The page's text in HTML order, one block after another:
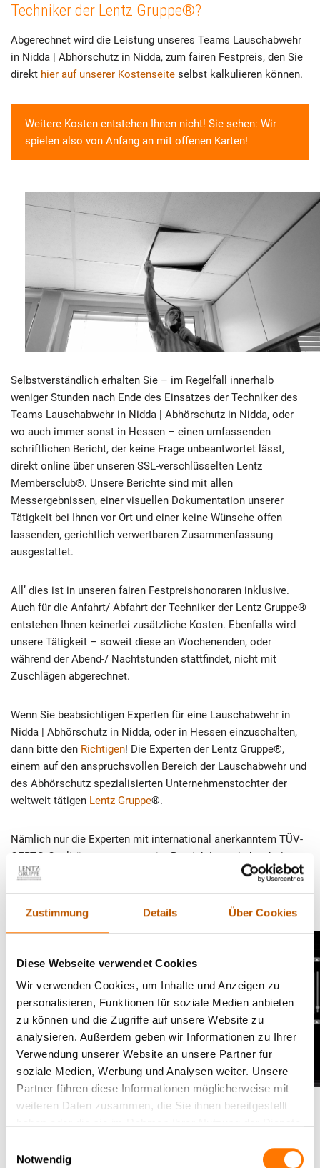
Zustimmung Details Über Cookies
Diese Webseite verwendet Cookies
Wir verwenden Cookies, um Inhalte und Anzeigen zu
personalisieren, Funktionen für soziale Medien anbieten
zu können und die Zugriffe auf unsere Website zu
analysieren. Außerdem geben wir Informationen zu Ihrer
Verwendung unserer Website an unsere Partner für
soziale Medien, Werbung und Analysen weiter. Unsere
Partner führen diese Informationen möglicherweise mit
weiteren Daten zusammen, die Sie ihnen bereitgestellt
Notwendig
Techniker der Lentz Gruppe®?
Abgerechnet wird die Leistung unseres Teams Lauschabwehr
in Nidda | Abhörschutz in Nidda, zum fairen Festpreis, den Sie
direkt hier auf unserer Kostenseite selbst kalkulieren können.
Weitere Kosten entstehen Ihnen nicht! Sie sehen: Wir
spielen also von Anfang an mit offenen Karten!
Selbstverständlich erhalten Sie – im Regelfall innerhalb
weniger Stunden nach Ende des Einsatzes der Techniker des
Teams Lauschabwehr in Nidda | Abhörschutz in Nidda, oder
wo auch immer sonst in Hessen – einen umfassenden
schriftlichen Bericht, der keine Frage unbeantwortet lässt,
direkt online über unseren SSL-verschlüsselten Lentz
Membersclub®. Unsere Berichte sind mit allen
Messergebnissen, einer visuellen Dokumentation unserer
Tätigkeit bei Ihnen vor Ort und einer keine Wünsche offen
lassenden, gerichtlich verwertbaren Zusammenfassung
ausgestattet.
All’ dies ist in unseren fairen Festpreishonoraren inklusive.
Auch für die Anfahrt/ Abfahrt der Techniker der Lentz Gruppe®
entstehen Ihnen keinerlei zusätzliche Kosten. Ebenfalls wird
unsere Tätigkeit – soweit diese an Wochenenden, oder
während der Abend-/ Nachtstunden stattfindet, nicht mit
Zuschlägen abgerechnet.
Wenn Sie beabsichtigen Experten für eine Lauschabwehr in
Nidda | Abhörschutz in Nidda, oder in Hessen einzuschalten,
dann bitte den Richtigen! Die Experten der Lentz Gruppe®,
einem auf den anspruchsvollen Bereich der Lauschabwehr und
des Abhörschutz spezialisierten Unternehmenstochter der
weltweit tätigen Lentz Gruppe®.
Nämlich nur die Experten mit international anerkanntem TÜV-
CERT® Qualitätsmanagement im Bereich Lauschabwehr |
Abhörschutz: Der technische Abschirmdienst der Lentz
Gruppe®.
Gefahr im Verborgenen: So einfach lassen